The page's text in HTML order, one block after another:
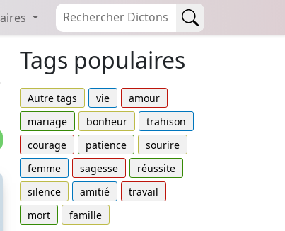
Tags populaires
Autre tags vie
amour
mariage
bonheur
trahison
courage
patience
sourire
femme
sagesse
réussite
silence
amitié
travail
mort
famille